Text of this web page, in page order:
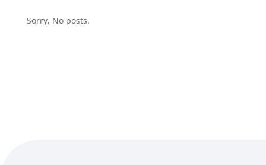
Sorry, No posts.